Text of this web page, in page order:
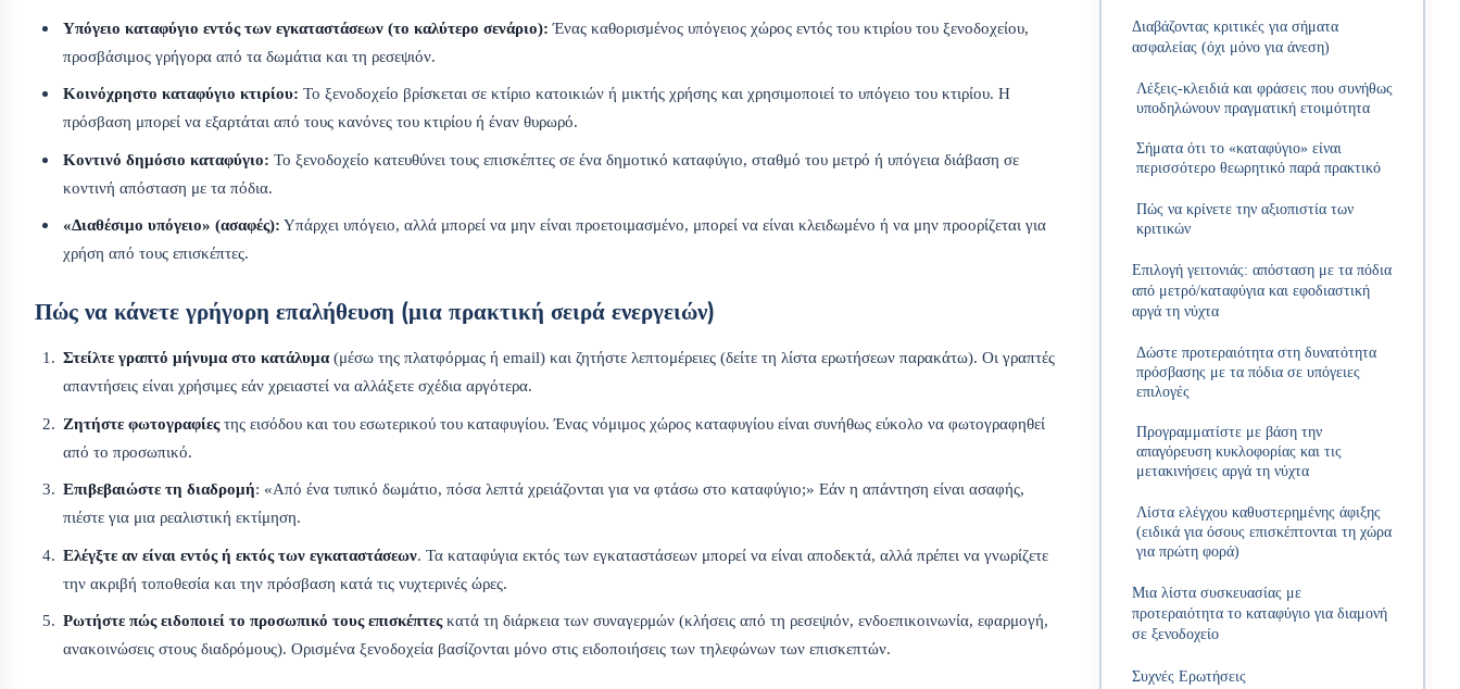
Υπόγειο καταφύγιο εντός των εγκαταστάσεων (το καλύτερο σενάριο): Ένας καθορισμένος υπόγειος χώρος εντός του κτιρίου του ξενοδοχείου,
προσβάσιμος γρήγορα από τα δωμάτια και τη ρεσεψιόν.
Κοινόχρηστο καταφύγιο κτιρίου: Το ξενοδοχείο βρίσκεται σε κτίριο κατοικιών ή μικτής χρήσης και χρησιμοποιεί το υπόγειο του κτιρίου. Η
πρόσβαση μπορεί να εξαρτάται από τους κανόνες του κτιρίου ή έναν θυρωρό.
Κοντινό δημόσιο καταφύγιο: Το ξενοδοχείο κατευθύνει τους επισκέπτες σε ένα δημοτικό καταφύγιο, σταθμό του μετρό ή υπόγεια διάβαση σε
κοντινή απόσταση με τα πόδια.
«Διαθέσιμο υπόγειο» (ασαφές): Υπάρχει υπόγειο, αλλά μπορεί να μην είναι προετοιμασμένο, μπορεί να είναι κλειδωμένο ή να μην προορίζεται για
χρήση από τους επισκέπτες.
Πώς να κάνετε γρήγορη επαλήθευση (μια πρακτική σειρά ενεργειών)
Στείλτε γραπτό μήνυμα στο κατάλυμα(μέσω της πλατφόρμας ή email) και ζητήστε λεπτομέρειες (δείτε τη λίστα ερωτήσεων παρακάτω). Οι γραπτές
απαντήσεις είναι χρήσιμες εάν χρειαστεί να αλλάξετε σχέδια αργότερα.
Ζητήστε φωτογραφίεςτης εισόδου και του εσωτερικού του καταφυγίου. Ένας νόμιμος χώρος καταφυγίου είναι συνήθως εύκολο να φωτογραφηθεί
από το προσωπικό.
Επιβεβαιώστε τη διαδρομή: «Από ένα τυπικό δωμάτιο, πόσα λεπτά χρειάζονται για να φτάσω στο καταφύγιο;» Εάν η απάντηση είναι ασαφής,
πιέστε για μια ρεαλιστική εκτίμηση.
Ελέγξτε αν είναι εντός ή εκτός των εγκαταστάσεων. Τα καταφύγια εκτός των εγκαταστάσεων μπορεί να είναι αποδεκτά, αλλά πρέπει να γνωρίζετε
την ακριβή τοποθεσία και την πρόσβαση κατά τις νυχτερινές ώρες.
Ρωτήστε πώς ειδοποιεί το προσωπικό τους επισκέπτεςκατά τη διάρκεια των συναγερμών (κλήσεις από τη ρεσεψιόν, ενδοεπικοινωνία, εφαρμογή,
ανακοινώσεις στους διαδρόμους). Ορισμένα ξενοδοχεία βασίζονται μόνο στις ειδοποιήσεις των τηλεφώνων των επισκεπτών.
Διαβάζοντας κριτικές για σήματα
ασφαλείας (όχι μόνο για άνεση)
Λέξεις-κλειδιά και φράσεις που συνήθως
υποδηλώνουν πραγματική ετοιμότητα
Σήματα ότι το «καταφύγιο» είναι
περισσότερο θεωρητικό παρά πρακτικό
Πώς να κρίνετε την αξιοπιστία των
κριτικών
Επιλογή γειτονιάς: απόσταση με τα πόδια
από μετρό/καταφύγια και εφοδιαστική
αργά τη νύχτα
Δώστε προτεραιότητα στη δυνατότητα
πρόσβασης με τα πόδια σε υπόγειες
επιλογές
Προγραμματίστε με βάση την
απαγόρευση κυκλοφορίας και τις
μετακινήσεις αργά τη νύχτα
Λίστα ελέγχου καθυστερημένης άφιξης
(ειδικά για όσους επισκέπτονται τη χώρα
για πρώτη φορά)
Μια λίστα συσκευασίας με
προτεραιότητα το καταφύγιο για διαμονή
σε ξενοδοχείο
Συχνές Ερωτήσεις